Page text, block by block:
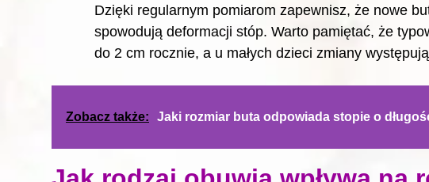
Dzięki regularnym pomiarom zapewnisz, że nowe
spowodują deformacji stóp. Warto pamiętać, że
do 2 cm rocznie, a u małych dzieci zmiany
Zobacz także: Jaki rozmiar buta odpowiada stopie o